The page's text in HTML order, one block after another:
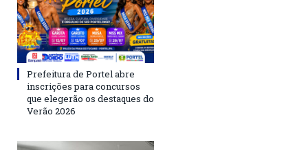
Prefeitura de Portel abre
inscrições para concursos
que elegerão os destaques do
Verão 2026